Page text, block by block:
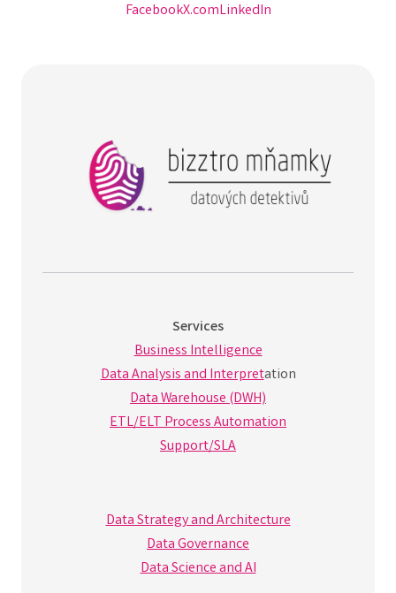
FacebookX.comLinkedIn
Services
Business Intelligence
Data Analysis and Interpretation
Data Warehouse (DWH)
ETL/ELT Process Automation
Support/SLA
Data Strategy and Architecture
Data Governance
Data Science and AI